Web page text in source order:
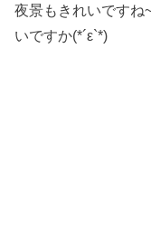
夜景もきれいですね
いですか(*´ε`*)